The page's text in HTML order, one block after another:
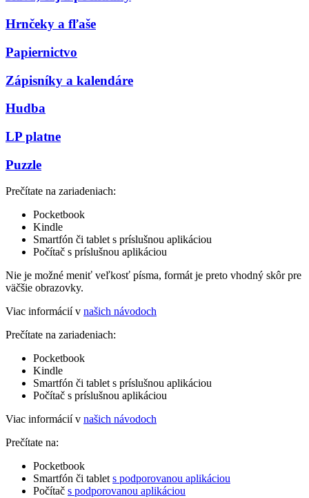
Hrnčeky a fľaše
Papiernictvo
Zápisníky a kalendáre
Hudba
LP platne
Puzzle
Prečítate na zariadeniach:
Pocketbook
Kindle
Smartfón či tablet s príslušnou aplikáciou
Počítač s príslušnou aplikáciou
Nie je možné meniť veľkosť písma, formát je preto vhodný skôr pre
väčšie obrazovky.
Viac informácií v našich návodoch
Prečítate na zariadeniach:
Pocketbook
Kindle
Smartfón či tablet s príslušnou aplikáciou
Počítač s príslušnou aplikáciou
Viac informácií v našich návodoch
Prečítate na:
Pocketbook
Smartfón či tablet s podporovanou aplikáciou
Počítač s podporovanou aplikáciou